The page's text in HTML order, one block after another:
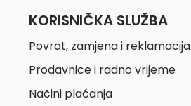
KORISNIČKA SLUŽBA
Povrat, zamjena i reklamacija
Prodavnice i radno vrijeme
Načini plaćanja